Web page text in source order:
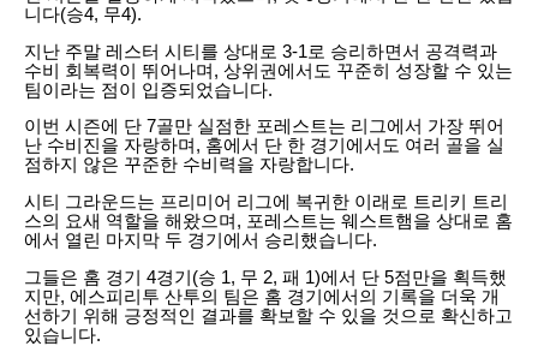
니다(승4, 무4).
지난 주말 레스터 시티를 상대로 3-1로 승리하면서 공격력과
수비 회복력이 뛰어나며, 상위권에서도 꾸준히 성장할 수 있는
팀이라는 점이 입증되었습니다.
이번 시즌에 단 7골만 실점한 포레스트는 리그에서 가장 뛰어
난 수비진을 자랑하며, 홈에서 단 한 경기에서도 여러 골을 실
점하지 않은 꾸준한 수비력을 자랑합니다.
시티 그라운드는 프리미어 리그에 복귀한 이래로 트리키 트리
스의 요새 역할을 해왔으며, 포레스트는 웨스트햄을 상대로 홈
에서 열린 마지막 두 경기에서 승리했습니다.
그들은 홈 경기 4경기(승 1, 무 2, 패 1)에서 단 5점만을 획득했
지만, 에스피리투 산투의 팀은 홈 경기에서의 기록을 더욱 개
선하기 위해 긍정적인 결과를 확보할 수 있을 것으로 확신하고
있습니다.